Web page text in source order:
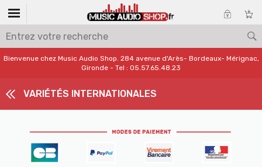
Bienvenue chez Music Audio Shop. 284 avenue d'Arès- Bordeaux- Mérignac,
Gironde - Tel : 05.57.65.48.23
VARIÉTÉS INTERNATIONALES